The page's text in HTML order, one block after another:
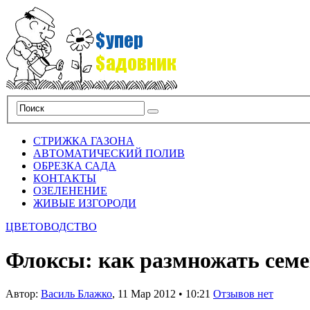
СТРИЖКА ГАЗОНА
АВТОМАТИЧЕСКИЙ ПОЛИВ
ОБРЕЗКА САДА
КОНТАКТЫ
ОЗЕЛЕНЕНИЕ
ЖИВЫЕ ИЗГОРОДИ
ЦВЕТОВОДСТВО
Флоксы: как размножать
Автор: Василь Блажко, 11 Мар 2012 • 10:21 Отзывов нет